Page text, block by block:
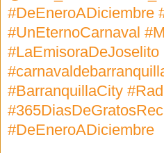
#DeEneroADiciembre
#UnEternoCarnaval
#LaEmisoraDeJoselito
#BarranquillaCity
#DeEneroADiciembre